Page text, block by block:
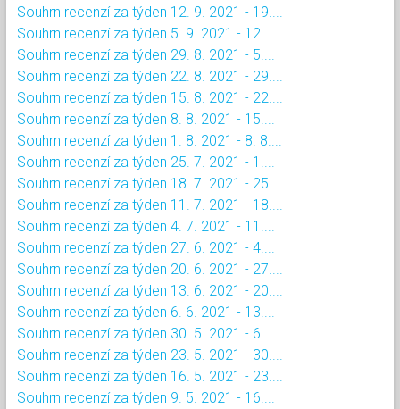
Souhrn recenzí za týden 12. 9. 2021 - 19....
Souhrn recenzí za týden 5. 9. 2021 - 12....
Souhrn recenzí za týden 29. 8. 2021 - 5....
Souhrn recenzí za týden 22. 8. 2021 - 29....
Souhrn recenzí za týden 15. 8. 2021 - 22....
Souhrn recenzí za týden 8. 8. 2021 - 15....
Souhrn recenzí za týden 1. 8. 2021 - 8. 8....
Souhrn recenzí za týden 25. 7. 2021 - 1....
Souhrn recenzí za týden 18. 7. 2021 - 25....
Souhrn recenzí za týden 11. 7. 2021 - 18....
Souhrn recenzí za týden 4. 7. 2021 - 11....
Souhrn recenzí za týden 27. 6. 2021 - 4....
Souhrn recenzí za týden 20. 6. 2021 - 27....
Souhrn recenzí za týden 13. 6. 2021 - 20....
Souhrn recenzí za týden 6. 6. 2021 - 13....
Souhrn recenzí za týden 30. 5. 2021 - 6....
Souhrn recenzí za týden 23. 5. 2021 - 30....
Souhrn recenzí za týden 16. 5. 2021 - 23....
Souhrn recenzí za týden 9. 5. 2021 - 16....